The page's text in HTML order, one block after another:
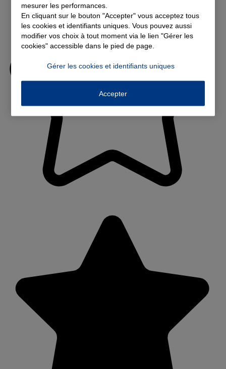
mesurer les performances.
En cliquant sur le bouton "Accepter" vous acceptez tous
les cookies et identifiants uniques. Vous pouvez aussi
modifier vos choix à tout moment via le lien "Gérer les
cookies" accessible dans le pied de page.
Gérer les cookies et identifiants uniques
Accepter